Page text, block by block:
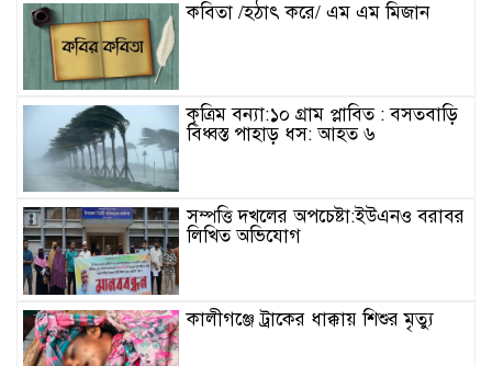
কবিতা /হঠাৎ করে/ এম এম মিজান
কৃত্রিম বন্যা:১০ গ্রাম প্লাবিত : বসতবাড়ি
বিধ্বস্ত পাহাড় ধস: আহত ৬
সম্পত্তি দখলের অপচেষ্টা:ইউএনও বরাবর
লিখিত অভিযোগ
কালীগঞ্জে ট্রাকের ধাক্কায় শিশুর মৃত্যু